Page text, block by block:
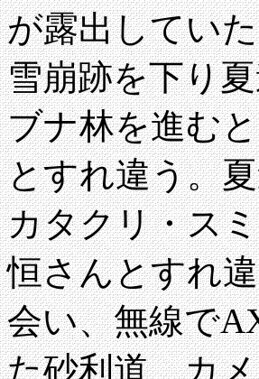
が露出してい
雪崩跡を下り
ブナ林を進む
とすれ違う。
カタクリ・ス
恒さんとすれ
会い、無線で
た砂利道、カ